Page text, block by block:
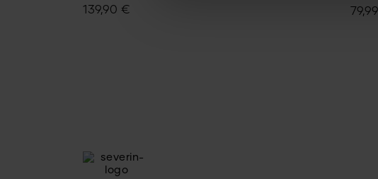
139,90 €
79,99